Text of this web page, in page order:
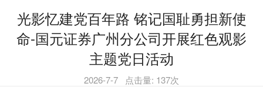
光影忆建党百年路 铭记国耻勇担新使
命-国元证券广州分公司开展红色观影
主题党日活动
2026-7-7 点击量: 137次